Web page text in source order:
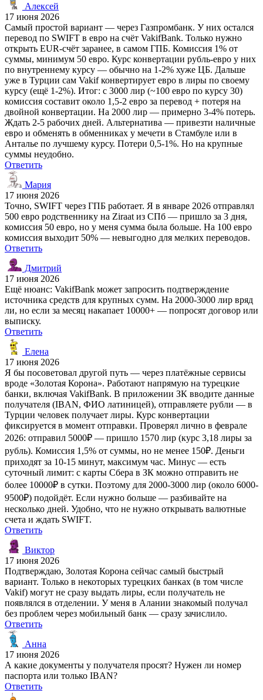
Алексей
17 июня 2026
Самый простой вариант — через Газпромбанк. У них остался
перевод по SWIFT в евро на счёт VakifBank. Только нужно
открыть EUR-счёт заранее, в самом ГПБ. Комиссия 1% от
суммы, минимум 50 евро. Курс конвертации рубль-евро у них
по внутреннему курсу — обычно на 1-2% хуже ЦБ. Дальше
уже в Турции сам Vakif конвертирует евро в лиры по своему
курсу (ещё 1-2%). Итог: с 3000 лир (~100 евро по курсу 30)
комиссия составит около 1,5-2 евро за перевод + потеря на
двойной конвертации. На 2000 лир — примерно 3-4% потерь.
Ждать 2-5 рабочих дней. Альтернатива — привезти наличные
евро и обменять в обменниках у мечети в Стамбуле или в
Анталье по лучшему курсу. Потери 0,5-1%. Но на крупные
суммы неудобно.
Ответить
Мария
17 июня 2026
Точно, SWIFT через ГПБ работает. Я в январе 2026 отправлял
500 евро родственнику на Ziraat из СПб — пришло за 3 дня,
комиссия 50 евро, но у меня сумма была больше. На 100 евро
комиссия выходит 50% — невыгодно для мелких переводов.
Ответить
Дмитрий
17 июня 2026
Ещё нюанс: VakifBank может запросить подтверждение
источника средств для крупных сумм. На 2000-3000 лир вряд
ли, но если за месяц накапает 10000+ — попросят договор или
выписку.
Ответить
Елена
17 июня 2026
Я бы посоветовал другой путь — через платёжные сервисы
вроде «Золотая Корона». Работают напрямую на турецкие
банки, включая VakifBank. В приложении ЗК вводите данные
получателя (IBAN, ФИО латиницей), отправляете рубли — в
Турции человек получает лиры. Курс конвертации
фиксируется в момент отправки. Проверял лично в феврале
2026: отправил 5000₽ — пришло 1570 лир (курс 3,18 лиры за
рубль). Комиссия 1,5% от суммы, но не менее 150₽. Деньги
приходят за 10-15 минут, максимум час. Минус — есть
суточный лимит: с карты Сбера в ЗК можно отправить не
более 10000₽ в сутки. Поэтому для 2000-3000 лир (около 6000-
9500₽) подойдёт. Если нужно больше — разбивайте на
несколько дней. Удобно, что не нужно открывать валютные
счета и ждать SWIFT.
Ответить
Виктор
17 июня 2026
Подтверждаю, Золотая Корона сейчас самый быстрый
вариант. Только в некоторых турецких банках (в том числе
Vakif) могут не сразу выдать лиры, если получатель не
появлялся в отделении. У меня в Алании знакомый получал
без проблем через мобильный банк — сразу зачислило.
Ответить
Анна
17 июня 2026
А какие документы у получателя просят? Нужен ли номер
паспорта или только IBAN?
Ответить